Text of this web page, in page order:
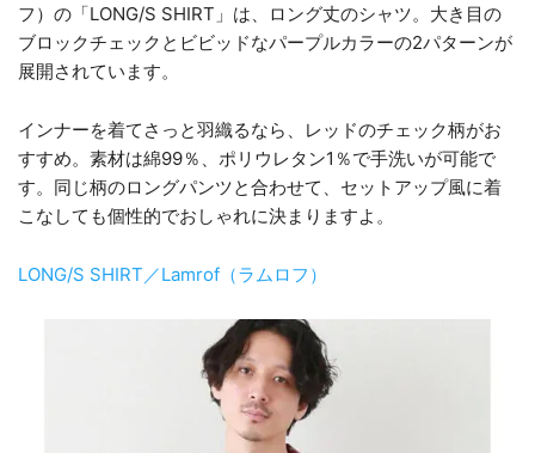
フ）の「LONG/S SHIRT」は、ロング丈のシャツ。大き目の
ブロックチェックとビビッドなパープルカラーの2パターンが
展開されています。
インナーを着てさっと羽織るなら、レッドのチェック柄がお
すすめ。素材は綿99％、ポリウレタン1％で手洗いが可能で
す。同じ柄のロングパンツと合わせて、セットアップ風に着
こなしても個性的でおしゃれに決まりますよ。
LONG/S SHIRT／Lamrof（ラムロフ）